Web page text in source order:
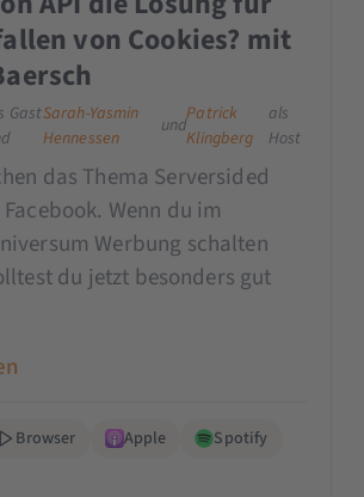
von Cookies? mit
GastSarah-Yasmin
Hennessen
und
Patrick
Klingberg
als
Host
das Thema Serversided
Wenn du im
Werbung schalten
du jetzt besonders gut
Browser Apple
Spotify